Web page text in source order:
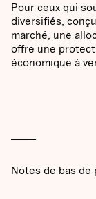
Pour ceux qui
diversifiés,
marché, une
offre une
économique à
Notes de bas de